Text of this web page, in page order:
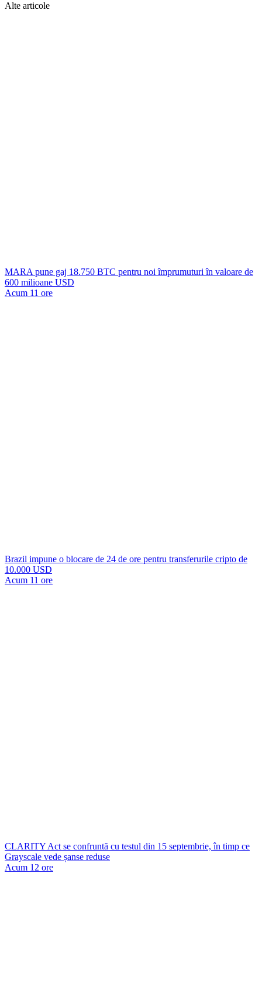
Alte articole
MARA pune gaj 18.750 BTC pentru noi împrumuturi în valoare de
600 milioane USD
Acum 11 ore
Brazil impune o blocare de 24 de ore pentru transferurile cripto de
10.000 USD
Acum 11 ore
CLARITY Act se confruntă cu testul din 15 septembrie, în timp ce
Grayscale vede șanse reduse
Acum 12 ore